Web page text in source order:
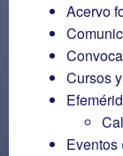
Acervo
Cursos
Eventos